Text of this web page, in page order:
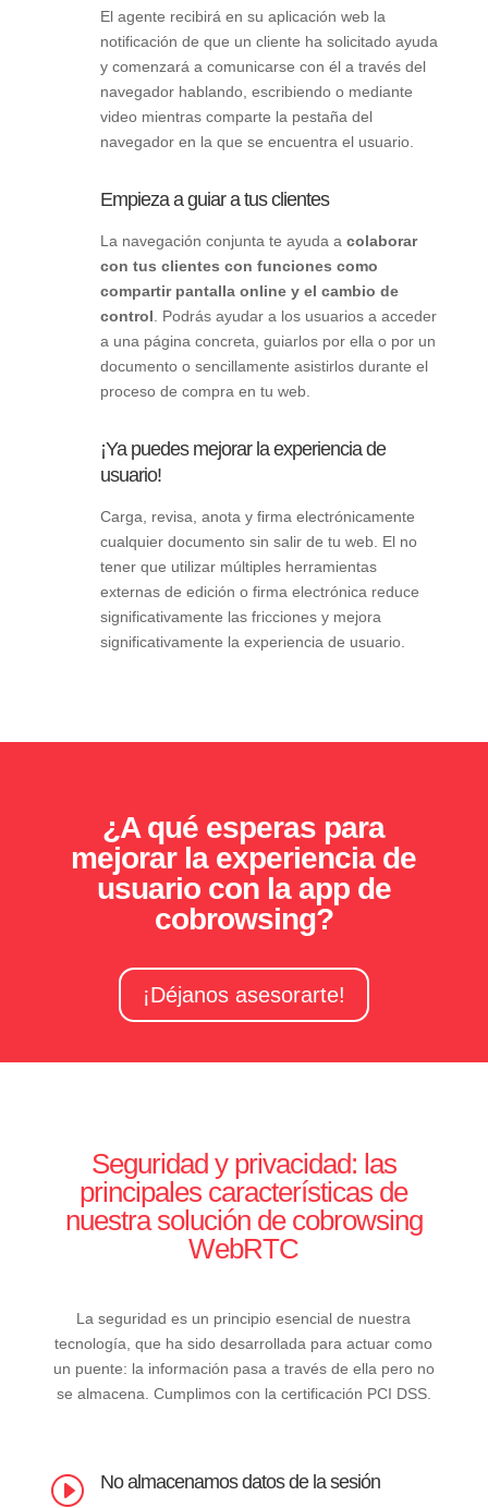
El agente recibirá en su aplicación web la
notificación de que un cliente ha solicitado ayuda
y comenzará a comunicarse con él a través del
navegador hablando, escribiendo o mediante
video mientras comparte la pestaña del
navegador en la que se encuentra el usuario.
Empieza a guiar a tus clientes
La navegación conjunta te ayuda a colaborar
con tus clientes con funciones como
compartir pantalla online y el cambio de
control. Podrás ayudar a los usuarios a acceder
a una página concreta, guiarlos por ella o por un
documento o sencillamente asistirlos durante el
proceso de compra en tu web.
¡Ya puedes mejorar la experiencia de
usuario!
Carga, revisa, anota y firma electrónicamente
cualquier documento sin salir de tu web. El no
tener que utilizar múltiples herramientas
externas de edición o firma electrónica reduce
significativamente las fricciones y mejora
significativamente la experiencia de usuario.
¿A qué esperas para
mejorar la experiencia de
usuario con la app de
cobrowsing?
¡Déjanos asesorarte!
Seguridad y privacidad: las
principales características de
nuestra solución de cobrowsing
WebRTC
La seguridad es un principio esencial de nuestra
tecnología, que ha sido desarrollada para actuar como
un puente: la información pasa a través de ella pero no
se almacena. Cumplimos con la certificación PCI DSS.
I No almacenamos datos de la sesión